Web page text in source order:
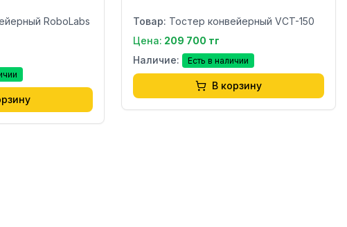
RoboLabs
Товар: Тостер конвейерный VCT-150
Цена: 209 700 тг
Наличие:
Есть в наличии
В корзину